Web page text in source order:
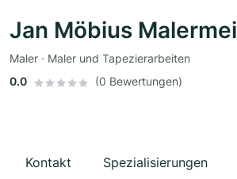
Jan Möbius
Maler · Maler und Tapezierarbeiten
0.0
(0 Bewertungen)
Kontakt Spezialisierungen